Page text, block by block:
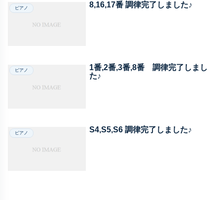
ピアノ 8,16,17番 調律完了しました♪
ピアノ
1番,2番,3番,8番 調律完了しまし
た♪
ピアノ S4,S5,S6 調律完了しました♪